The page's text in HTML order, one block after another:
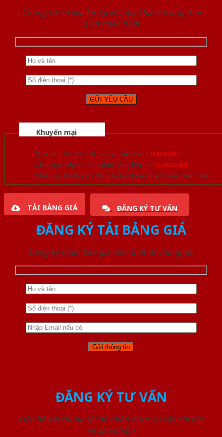
Chúng tôi sẽ liên lạc lại với quý khách trong thời
gian ngắn nhất
Khuyến mại
Quà tặng đồ nội thất trang trí lên đến 1.000.000đ
Giảm trực tiếp khi mua đơn hàng lớn hơn 3.000.000đ
Nhiều ưu đãi lớn khi đăng ký tài khoản thành viên thân thiết
TẢI BẢNG GIÁ ĐĂNG KÝ TƯ VẤN
ĐĂNG KÝ TẢI BẢNG GIÁ
Đăng ký nhận báo giá mới nhất từ chúng tôi
ĐĂNG KÝ TƯ VẤN
Liên hệ với chúng tôi để nhận được tư vấn chi tiết
về sản phẩm